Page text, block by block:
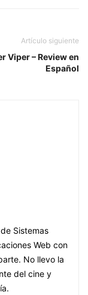
Artículo siguiente
Viper – Review en
Español
Sistemas
Web con
No llevo la
del cine y